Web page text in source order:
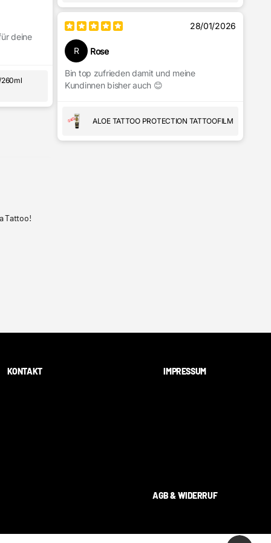
deine
260ml
28/01/2026
R Rose
Bin top zufrieden damit und meine
Kundinnen bisher auch 😊
ALOE TATTOO PROTECTION TATTOOFILM
Tattoo!
KONTAKT IMPRESSUM
AGB & WIDERRUF